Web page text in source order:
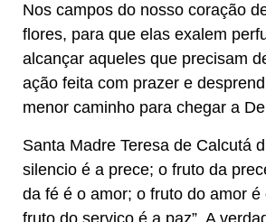
Nos campos do nosso coração
flores, para que elas exalem
alcançar aqueles que precisam
ação feita com prazer e
menor caminho para chegar a
Santa Madre Teresa de Calcutá
silencio é a prece; o fruto da
da fé é o amor; o fruto do amor é
fruto do serviço é a paz”. A